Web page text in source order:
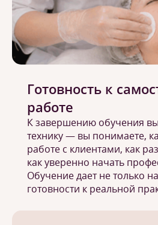
Готовность к
работе
К завершению обучения
технику — вы понимаете,
работе с клиентами, как
как уверенно начать
Обучение дает не только
готовности к реальной